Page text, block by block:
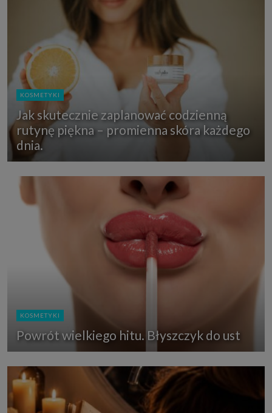
KOSMETYKI
Jak skutecznie zaplanować codzienną
rutynę piękna – promienna skóra każdego
dnia.
KOSMETYKI
Powrót wielkiego hitu. Błyszczyk do ust